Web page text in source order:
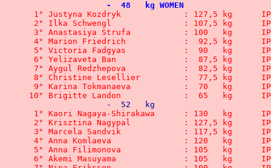
		-  48   kg WOMEN
1° Justyna Kozdryk
2° Ilka Schwengl
3° Anastasiya Strufa
4° Marion Friedrich
5° Victoria Fadgyas
6° Yelizaveta Ban
7° Aygul Redzhepova
8° Christine Lesellier
9° Karina
10° Brigitte Landon
		-  52   kg
1° Kaori Nagaya-
2° Krisztina Nagypal
3° Marcela Sandvik
4° Anna Komlaeva
5° Anna Filimonova
6° Akemi Masuyama